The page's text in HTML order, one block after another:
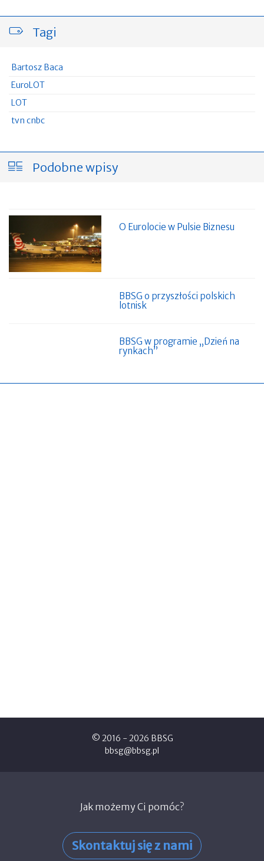
Tagi
Bartosz Baca
EuroLOT
LOT
tvn cnbc
Podobne wpisy
O Eurolocie w Pulsie Biznesu
BBSG o przyszłości polskich
lotnisk
BBSG w programie „Dzień na
rynkach”
© 2016 - 2026 BBSG
bbsg@bbsg.pl
Jak możemy Ci pomóc?
Skontaktuj się z nami